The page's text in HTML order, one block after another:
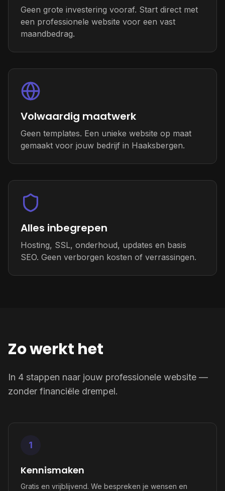
Geen grote investering vooraf. Start direct met
een professionele website voor een vast
maandbedrag.
Volwaardig maatwerk
Geen templates. Een unieke website op maat
gemaakt voor jouw bedrijf in Haaksbergen.
Alles inbegrepen
Hosting, SSL, onderhoud, updates en basis
SEO. Geen verborgen kosten of verrassingen.
Zo werkt het
In 4 stappen naar jouw professionele website —
zonder financiële drempel.
1
Kennismaken
Gratis en vrijblijvend. We bespreken je wensen en